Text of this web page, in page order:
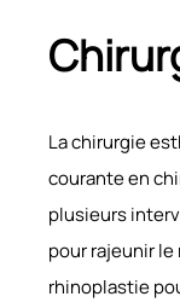
La chirurgie
courante en
plusieurs
pour rajeunir
rhinoplastie